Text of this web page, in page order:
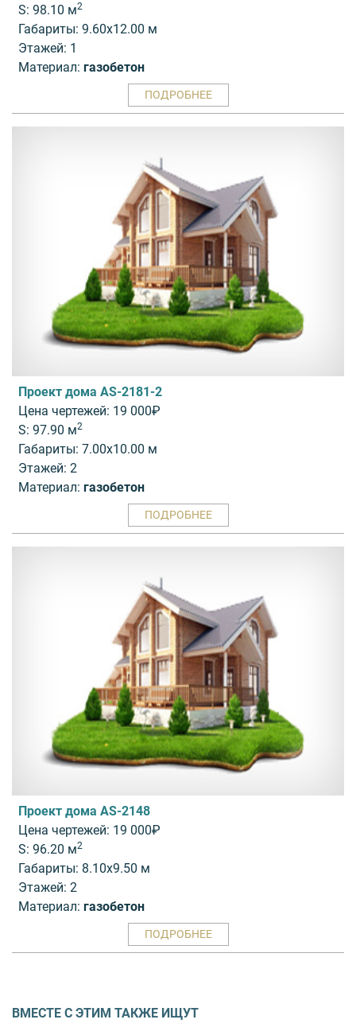
S: 98.10 м2
Габариты: 9.60x12.00 м
Этажей: 1
Материал: газобетон
ПОДРОБНЕЕ
Проект дома AS-2181-2
Цена чертежей: 19 000₽
S: 97.90 м2
Габариты: 7.00x10.00 м
Этажей: 2
Материал: газобетон
ПОДРОБНЕЕ
Проект дома AS-2148
Цена чертежей: 19 000₽
S: 96.20 м2
Габариты: 8.10x9.50 м
Этажей: 2
Материал: газобетон
ПОДРОБНЕЕ
ВМЕСТЕ С ЭТИМ ТАКЖЕ ИЩУТ